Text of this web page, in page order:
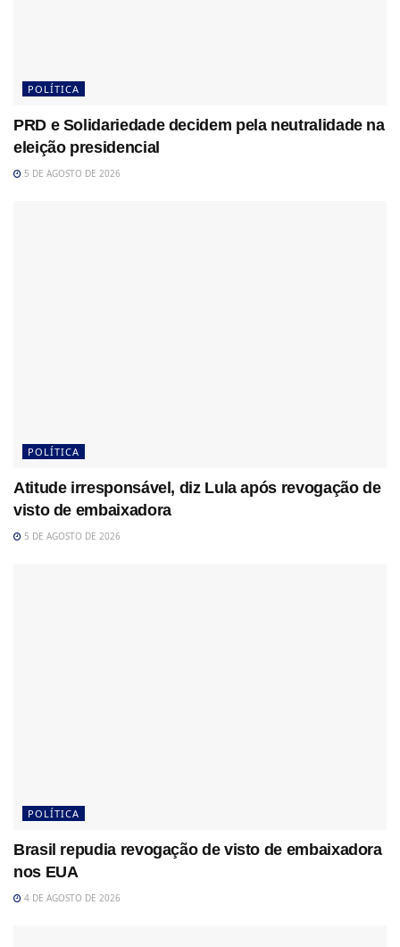
POLÍTICA
PRD e Solidariedade decidem pela neutralidade na
eleição presidencial
5 DE AGOSTO DE 2026
POLÍTICA
Atitude irresponsável, diz Lula após revogação de
visto de embaixadora
5 DE AGOSTO DE 2026
POLÍTICA
Brasil repudia revogação de visto de embaixadora
nos EUA
4 DE AGOSTO DE 2026